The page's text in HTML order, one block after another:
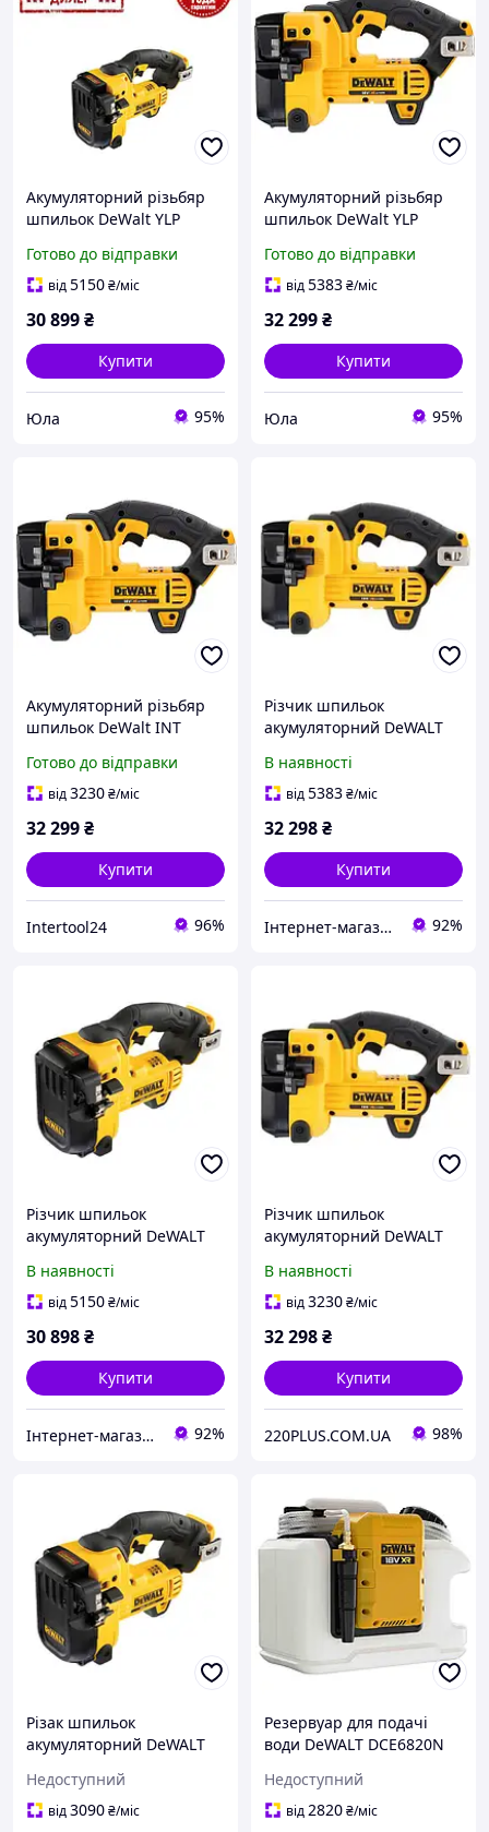
Акумуляторний різьбяр
шпильок DeWalt YLP
ЗП)
Готово до відправки
від5150₴/міс
30 899₴
Купити
Юла 95%
Акумуляторний різьбяр
шпильок DeWalt YLP
ЗУ)
Готово до відправки
від5383₴/міс
32 299₴
Купити
Юла 95%
Акумуляторний різьбяр
шпильок DeWalt INT
ЗУ)
Готово до відправки
від3230₴/міс
32 299₴
Купити
Intertool24 96%
Різчик шпильок
акумуляторний DeWALT
В наявності
від5383₴/міс
32 298₴
Купити
Інтернет-магазин GIGATOOLS 92%
Різчик шпильок
акумуляторний DeWALT
В наявності
від5150₴/міс
30 898₴
Купити
Інтернет-магазин GIGATOOLS 92%
Різчик шпильок
акумуляторний DeWALT
В наявності
від3230₴/міс
32 298₴
Купити
220PLUS.COM.UA 98%
Різак шпильок
акумуляторний DeWALT
Недоступний
від3090₴/міс
Резервуар для подачі
води DeWALT DCE6820N
Недоступний
від2820₴/міс